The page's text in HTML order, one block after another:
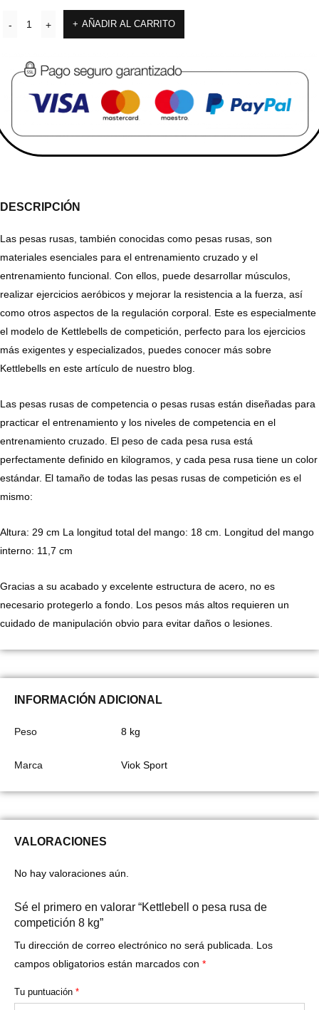
AÑADIR AL CARRITO
DESCRIPCIÓN
Las pesas rusas, también conocidas como pesas rusas, son
materiales esenciales para el entrenamiento cruzado y el
entrenamiento funcional. Con ellos, puede desarrollar músculos,
realizar ejercicios aeróbicos y mejorar la resistencia a la fuerza, así
como otros aspectos de la regulación corporal. Este es especialmente
el modelo de Kettlebells de competición, perfecto para los ejercicios
más exigentes y especializados, puedes conocer más sobre
Kettlebells en este artículo de nuestro blog.
Las pesas rusas de competencia o pesas rusas están diseñadas para
practicar el entrenamiento y los niveles de competencia en el
entrenamiento cruzado. El peso de cada pesa rusa está
perfectamente definido en kilogramos, y cada pesa rusa tiene un color
estándar. El tamaño de todas las pesas rusas de competición es el
mismo:
Altura: 29 cm La longitud total del mango: 18 cm. Longitud del mango
interno: 11,7 cm
Gracias a su acabado y excelente estructura de acero, no es
necesario protegerlo a fondo. Los pesos más altos requieren un
cuidado de manipulación obvio para evitar daños o lesiones.
INFORMACIÓN ADICIONAL
Peso 8 kg
Marca Viok Sport
VALORACIONES
No hay valoraciones aún.
Sé el primero en valorar “Kettlebell o pesa rusa de
competición 8 kg”
Tu dirección de correo electrónico no será publicada.
Los
campos obligatorios están marcados con *
Tu puntuación *